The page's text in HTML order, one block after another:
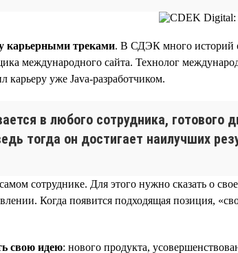
карьерными треками. В СДЭК много историй
международного сайта. Технолог
карьеру уже Java-разработчиком.
в любого сотрудника,
тогда он достигает наилучших
сотруднике. Для этого нужно сказать о
Когда появится подходящая позиция,
свою идею: нового продукта,